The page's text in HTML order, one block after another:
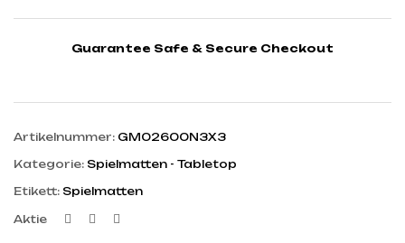
Guarantee Safe & Secure Checkout
Artikelnummer: GM02600N3X3
Kategorie: Spielmatten - Tabletop
Etikett: Spielmatten
Aktie Facebook
Twitter